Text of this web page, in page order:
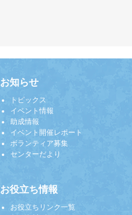
お知らせ
トピックス
イベント情報
助成情報
イベント開催レポート
ボランティア募集
センターだより
お役立ち情報
お役立ちリンク一覧